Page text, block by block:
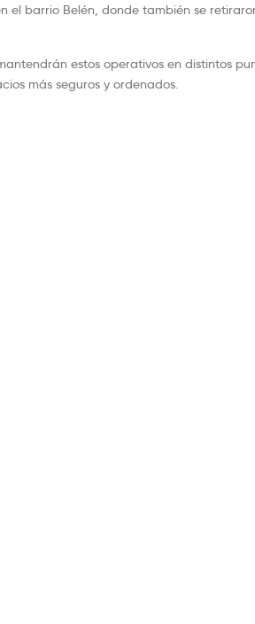
el barrio Belén, donde también se
estos operativos en distintos
más seguros y ordenados.